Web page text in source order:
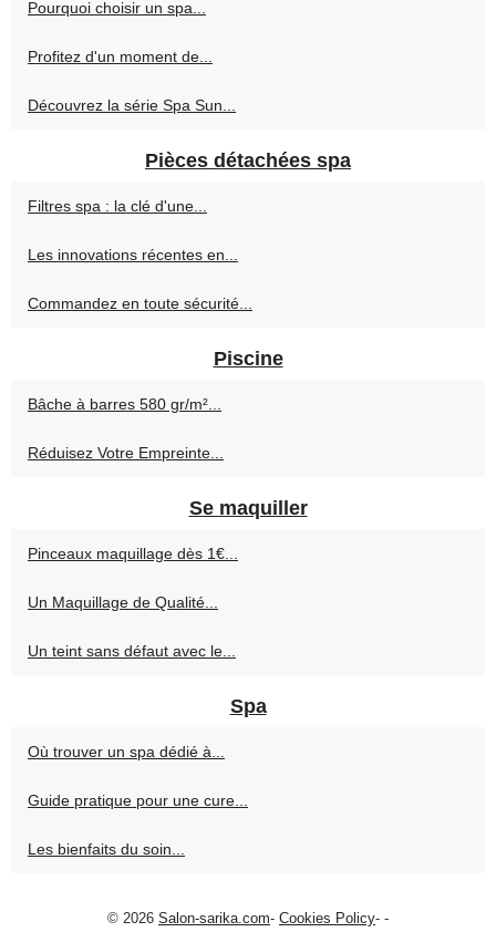
Pourquoi choisir un spa...
Profitez d'un moment de...
Découvrez la série Spa Sun...
Pièces détachées spa
Filtres spa : la clé d'une...
Les innovations récentes en...
Commandez en toute sécurité...
Piscine
Bâche à barres 580 gr/m²...
Réduisez Votre Empreinte...
Se maquiller
Pinceaux maquillage dès 1€...
Un Maquillage de Qualité...
Un teint sans défaut avec le...
Spa
Où trouver un spa dédié à...
Guide pratique pour une cure...
Les bienfaits du soin...
© 2026 Salon-sarika.com- Cookies Policy- -